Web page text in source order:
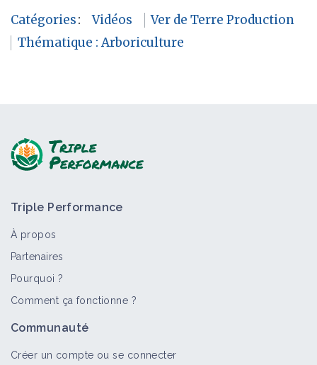
Catégories: Vidéos
Ver de Terre Production
Thématique : Arboriculture
Triple Performance
À propos
Partenaires
Pourquoi ?
Comment ça fonctionne ?
Communauté
Créer un compte ou se connecter